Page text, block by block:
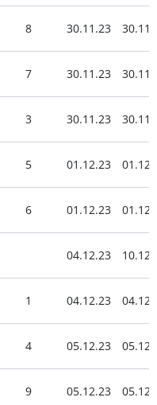
8 30.11.23
7 30.11.23
3 30.11.23
5 01.12.23
6 01.12.23
04.12.23
1 04.12.23
4 05.12.23
9 05.12.23